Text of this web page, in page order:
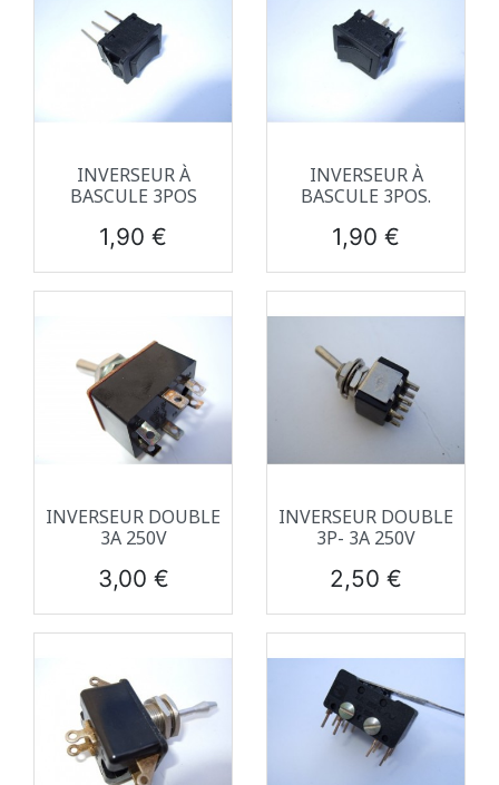
INVERSEUR À
BASCULE 3POS
Prix
1,90 €
INVERSEUR À
BASCULE 3POS.
Prix
1,90 €
INVERSEUR DOUBLE
3A 250V
Prix
3,00 €
INVERSEUR DOUBLE
3P- 3A 250V
Prix
2,50 €